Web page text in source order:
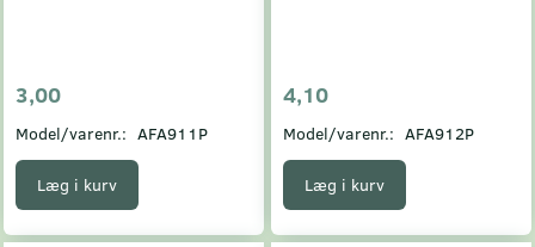
3,00
Model/varenr.: AFA911P
Læg i kurv
4,10
Model/varenr.: AFA912P
Læg i kurv